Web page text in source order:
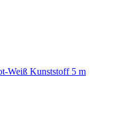
Weiß Kunststoff 5 m